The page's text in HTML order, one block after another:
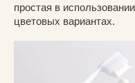
простая в
цветовых вариантах.